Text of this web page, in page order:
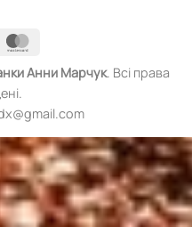
Анни Марчук. Всі права